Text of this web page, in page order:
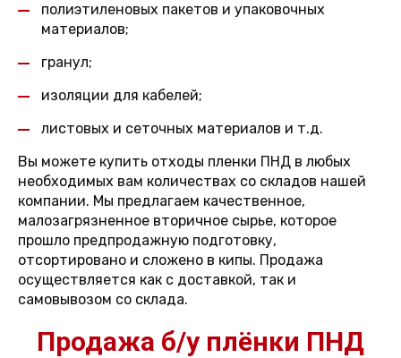
полиэтиленовых пакетов и упаковочных
материалов;
гранул;
изоляции для кабелей;
листовых и сеточных материалов и т.д.
Вы можете купить отходы пленки ПНД в любых
необходимых вам количествах со складов нашей
компании. Мы предлагаем качественное,
малозагрязненное вторичное сырье, которое
прошло предпродажную подготовку,
отсортировано и сложено в кипы. Продажа
осуществляется как с доставкой, так и
самовывозом со склада.
Продажа б/у плёнки ПНД